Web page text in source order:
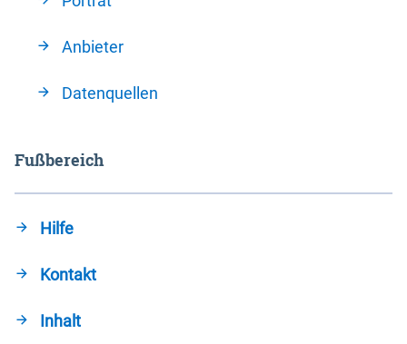
Anbieter
Datenquellen
Fußbereich
Hilfe
Kontakt
Inhalt